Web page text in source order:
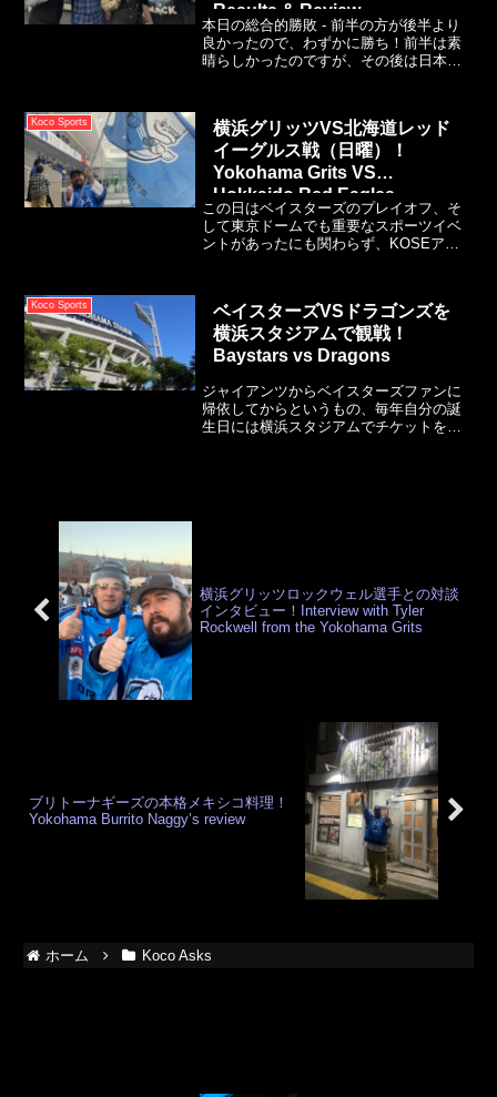
Results & Review
本日の総合的勝敗 - 前半の方が後半より
良かったので、わずかに勝ち！前半は素
晴らしかったのですが、その後は日本を
た。しかし・・・
Koco Sports
横浜グリッツVS北海道レッド
イーグルス戦（日曜）！
Yokohama Grits VS
Hokkaido Red Eagles
この日はベイスターズのプレイオフ、そ
して東京ドームでも重要なスポーツイベ
ントがあったにも関わらず、KOSEアイ
る1日でした。日曜日の試合はグリッツの
選手たちは思ったよりも頑張ってくれて
手に汗握る試合を見せてくれました。
Koco Sports
ベイスターズVSドラゴンズを
横浜スタジアムで観戦！
Baystars vs Dragons
ジャイアンツからベイスターズファンに
帰依してからというもの、毎年自分の誕
生日には横浜スタジアムでチケットを取
横浜グリッツロックウェル選手との対談
インタビュー！Interview with Tyler
Rockwell from the Yokohama Grits
ブリトーナギーズの本格メキシコ料理！
Yokohama Burrito Naggy’s review
ホーム Koco Asks